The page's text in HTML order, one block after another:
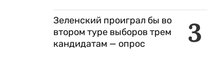
3
Зеленский проиграл бы во
втором туре выборов трем
кандидатам — опрос